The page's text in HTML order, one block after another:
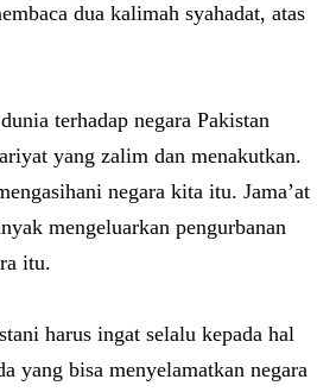
dua kalimah syahadat, atas
terhadap negara Pakistan
yang zalim dan menakutkan.
negara kita itu. Jama’at
mengeluarkan pengurbanan
itu.
harus ingat selalu kepada hal
yang bisa menyelamatkan negara